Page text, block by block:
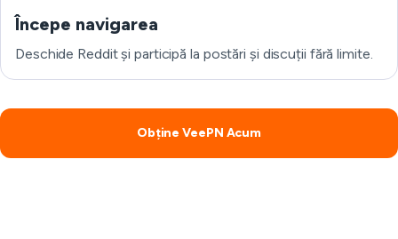
Începe navigarea
Deschide Reddit și participă la postări și discuții fără limite.
Obține VeePN Acum